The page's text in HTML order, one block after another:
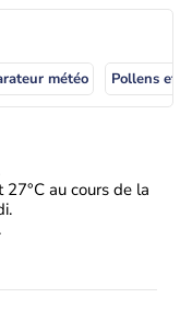
météo Pollens
au cours de la